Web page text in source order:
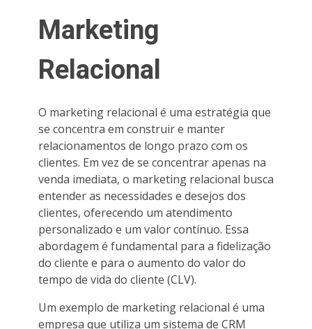
Marketing
Relacional
O marketing relacional é uma estratégia que
se concentra em construir e manter
relacionamentos de longo prazo com os
clientes. Em vez de se concentrar apenas na
venda imediata, o marketing relacional busca
entender as necessidades e desejos dos
clientes, oferecendo um atendimento
personalizado e um valor contínuo. Essa
abordagem é fundamental para a fidelização
do cliente e para o aumento do valor do
tempo de vida do cliente (CLV).
Um exemplo de marketing relacional é uma
empresa que utiliza um sistema de CRM